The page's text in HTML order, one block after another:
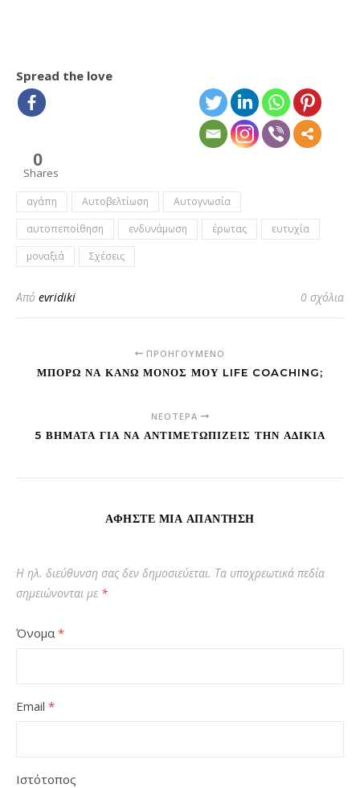
Spread the love
0
Shares
αγάπη Αυτοβελτίωση
Αυτογνωσία
αυτοπεποίθηση
ενδυνάμωση έρωτας
ευτυχία
μοναξιά
Σχέσεις
Από evridiki 0 σχόλια
ΠΡΟΗΓΟΎΜΕΝΟ
ΜΠΟΡΏ ΝΑ ΚΆΝΩ ΜΌΝΟΣ ΜΟΥ LIFE COACHING;
ΝΕΌΤΕΡΑ
5 ΒΉΜΑΤΑ ΓΙΑ ΝΑ ΑΝΤΙΜΕΤΩΠΊΖΕΙΣ ΤΗΝ ΑΔΙΚΊΑ
ΑΦΉΣΤΕ ΜΙΑ ΑΠΆΝΤΗΣΗ
Η ηλ. διεύθυνση σας δεν δημοσιεύεται. Τα υποχρεωτικά πεδία
σημειώνονται με *
Όνομα *
Email *
Ιστότοπος